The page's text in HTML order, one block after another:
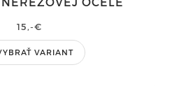
15,-€
VARIANT